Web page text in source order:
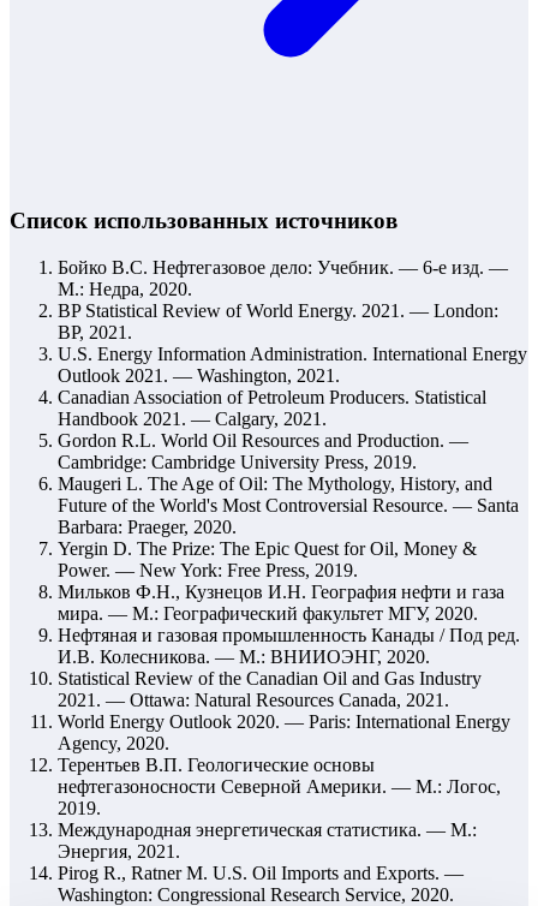
Список использованных источников
Бойко В.С. Нефтегазовое дело: Учебник. — 6-е изд. —
М.: Недра, 2020.
BP Statistical Review of World Energy. 2021. — London:
BP, 2021.
U.S. Energy Information Administration. International Energy
Outlook 2021. — Washington, 2021.
Canadian Association of Petroleum Producers. Statistical
Handbook 2021. — Calgary, 2021.
Gordon R.L. World Oil Resources and Production. —
Cambridge: Cambridge University Press, 2019.
Maugeri L. The Age of Oil: The Mythology, History, and
Future of the World's Most Controversial Resource. — Santa
Barbara: Praeger, 2020.
Yergin D. The Prize: The Epic Quest for Oil, Money &
Power. — New York: Free Press, 2019.
Мильков Ф.Н., Кузнецов И.Н. География нефти и газа
мира. — М.: Географический факультет МГУ, 2020.
Нефтяная и газовая промышленность Канады / Под ред.
И.В. Колесникова. — М.: ВНИИОЭНГ, 2020.
Statistical Review of the Canadian Oil and Gas Industry
2021. — Ottawa: Natural Resources Canada, 2021.
World Energy Outlook 2020. — Paris: International Energy
Agency, 2020.
Терентьев В.П. Геологические основы
нефтегазоносности Северной Америки. — М.: Логос,
2019.
Международная энергетическая статистика. — М.:
Энергия, 2021.
Pirog R., Ratner M. U.S. Oil Imports and Exports. —
Washington: Congressional Research Service, 2020.